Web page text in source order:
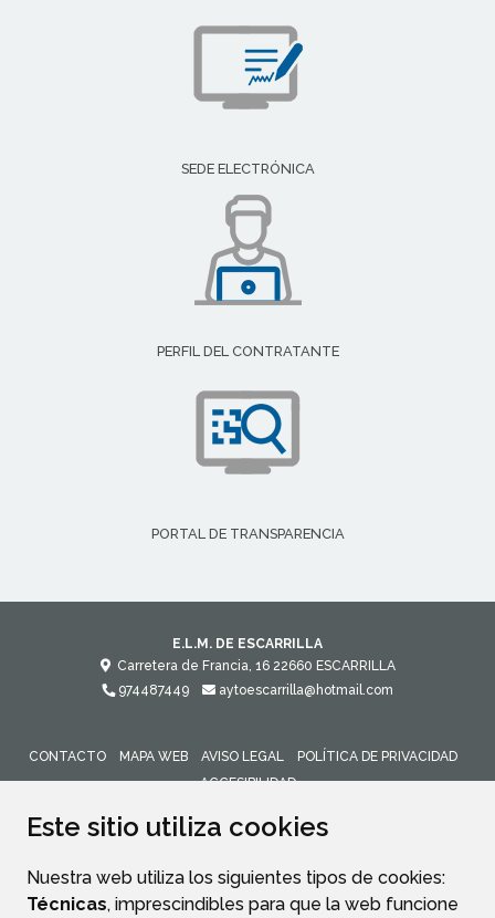
Este sitio utiliza cookies
Nuestra web utiliza los siguientes tipos de cookies:
Técnicas, imprescindibles para que la web funcione
SEDE ELECTRÓNICA
PERFIL DEL CONTRATANTE
PORTAL DE TRANSPARENCIA
E.L.M. DE ESCARRILLA
Carretera de Francia, 16 22660 ESCARRILLA
974487449
aytoescarrilla@hotmail.com
CONTACTO MAPA WEB AVISO LEGAL
POLÍTICA DE PRIVACIDAD
ACCESIBILIDAD